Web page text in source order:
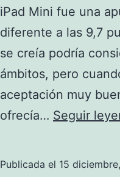
iPad Mini fue una
diferente a las 9,7
se creía podría
ámbitos, pero
aceptación muy
ofrecía… Seguir
Publicada el 15